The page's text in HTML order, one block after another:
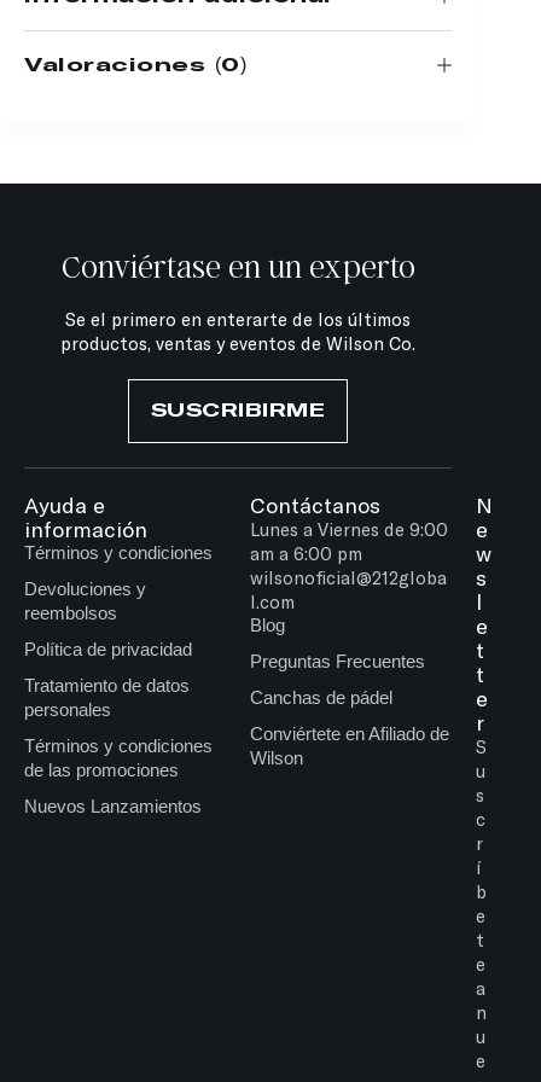
Valoraciones (0)
Conviértase en un experto
Se el primero en enterarte de los últimos
productos, ventas y eventos de Wilson Co.
SUSCRIBIRME
Ayuda e
información
Términos y condiciones
Devoluciones y
reembolsos
Política de privacidad
Tratamiento de datos
personales
Términos y condiciones
de las promociones
Nuevos Lanzamientos
Contáctanos
Lunes a Viernes de 9:00
am a 6:00 pm
wilsonoficial@212globa
l.com
Blog
Preguntas Frecuentes
Canchas de pádel
Conviértete en Afiliado de
Wilson
N
e
w
s
l
e
t
t
e
r
S
u
s
c
r
í
b
e
t
e
a
n
u
e